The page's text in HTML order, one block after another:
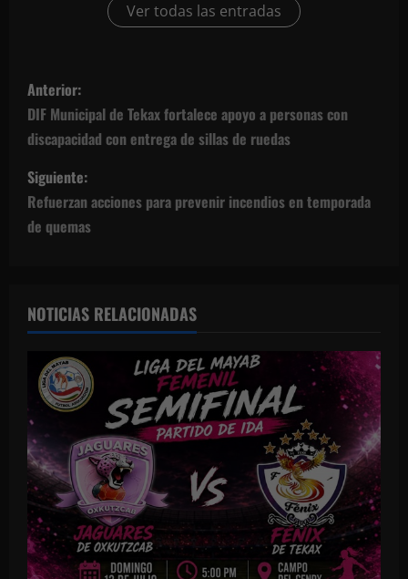
Ver todas las entradas
N
a
v
e
g
c
ó
n
d
e
e
Anterior:
DIF Municipal de Tekax fortalece apoyo a personas con
discapacidad con entrega de sillas de ruedas
Siguiente:
Refuerzan acciones para prevenir incendios en temporada
de quemas
NOTICIAS RELACIONADAS